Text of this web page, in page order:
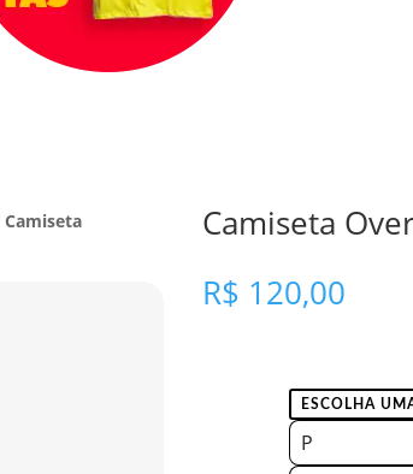
Camiseta
Camiseta
R$ 120,00
P